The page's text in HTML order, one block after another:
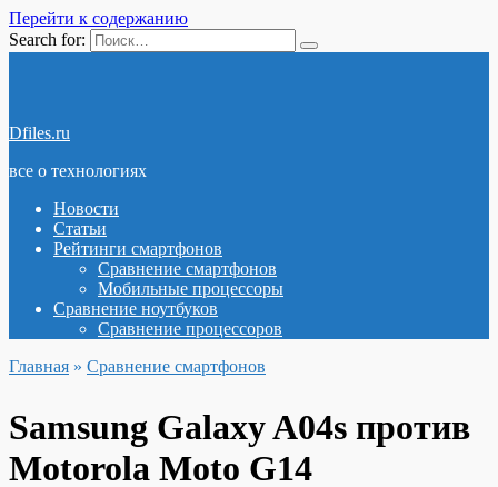
Перейти к содержанию
Search for:
Dfiles.ru
все о технологиях
Новости
Статьи
Рейтинги смартфонов
Сравнение смартфонов
Мобильные процессоры
Сравнение ноутбуков
Сравнение процессоров
Главная » Сравнение смартфонов
Samsung Galaxy A04s против
Motorola Moto G14